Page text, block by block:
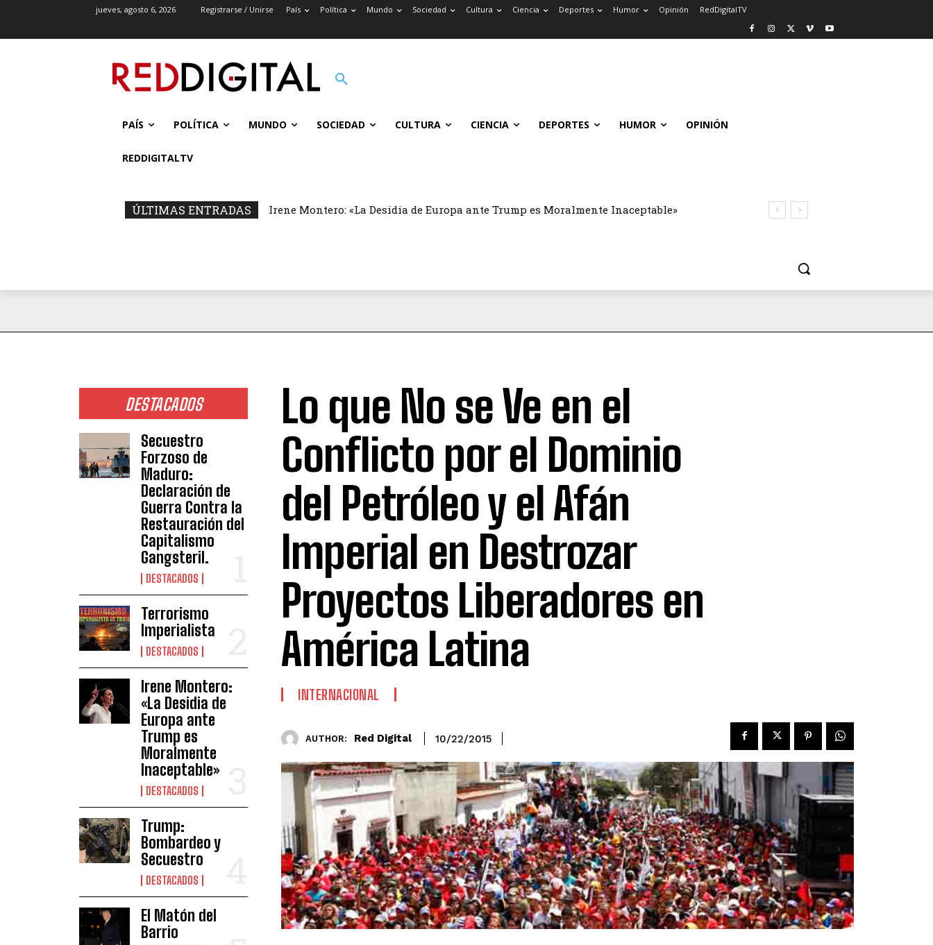
jueves, agosto 6, 2026 Registrarse / Unirse País Política Mundo Sociedad Cultura Ciencia Deportes Humor Opinión RedDigitalTV
PAÍS POLÍTICA MUNDO SOCIEDAD CULTURA CIENCIA DEPORTES HUMOR OPINIÓN
REDDIGITALTV
ÚLTIMAS ENTRADAS Irene Montero: «La Desidia de Europa ante Trump es Moralmente Inaceptable»
DESTACADOS
Secuestro
Forzoso de
Maduro:
Declaración de
Guerra Contra la
Restauración del
Capitalismo
Gangsteril.
DESTACADOS
Terrorismo
Imperialista
DESTACADOS
Irene Montero:
«La Desidia de
Europa ante
Trump es
Moralmente
Inaceptable»
DESTACADOS
Trump:
Bombardeo y
Secuestro
DESTACADOS
El Matón del
Barrio
Lo que No se Ve en el
Conflicto por el Dominio
del Petróleo y el Afán
Imperial en Destrozar
Proyectos Liberadores en
América Latina
INTERNACIONAL
AUTHOR: Red Digital 10/22/2015